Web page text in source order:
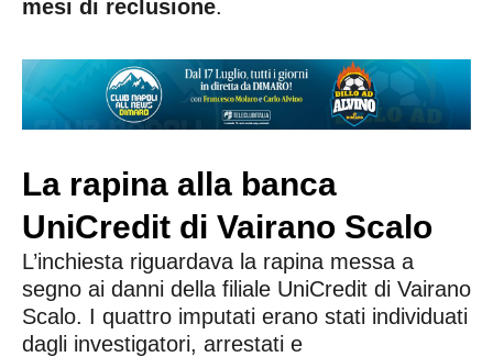
mesi di reclusione.
La rapina alla banca
UniCredit di Vairano Scalo
L’inchiesta riguardava la rapina messa a
segno ai danni della filiale UniCredit di Vairano
Scalo. I quattro imputati erano stati individuati
dagli investigatori, arrestati e